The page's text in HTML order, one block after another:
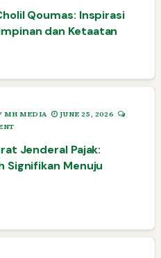
Qoumas: Inspirasi
dan Ketaatan
MH MEDIA
JUNE 25, 2026
Jenderal Pajak:
Signifikan Menuju